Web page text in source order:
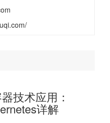
技术应用：
详解